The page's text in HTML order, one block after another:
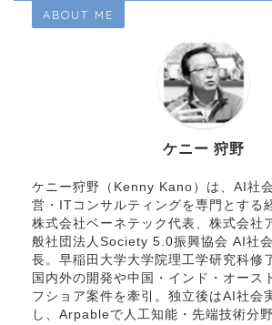
ABOUT ME
ケニー 狩野
ケニー狩野（Kenny Kano）は、AI社
営・ITコンサルティングを専門とする
株式会社ベーネテック代表、株式会社
般社団法人Society 5.0振興協会 AI社
長。早稲田大学大学院理工学研究科修
国内外の開発や中国・インド・オース
フショア案件を牽引。独立後はAI社会
し、Arpableで人工知能・先端技術分